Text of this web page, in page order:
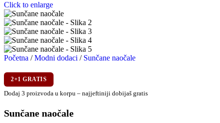
Click to enlarge
Početna / Modni dodaci / Sunčane naočale
2+1 GRATIS
Dodaj 3 proizvoda u korpu – najjeftiniji dobijaš gratis
Sunčane naočale